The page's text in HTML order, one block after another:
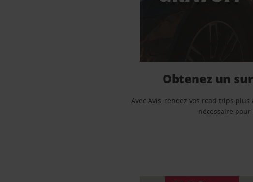
Obtenez un
Avec Avis, rendez vos road trips
nécessaire